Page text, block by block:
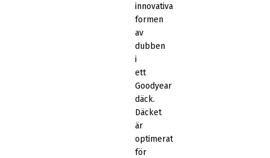
innovativa
formen
av
dubben
i
ett
Goodyear
däck.
Däcket
är
optimerat
för